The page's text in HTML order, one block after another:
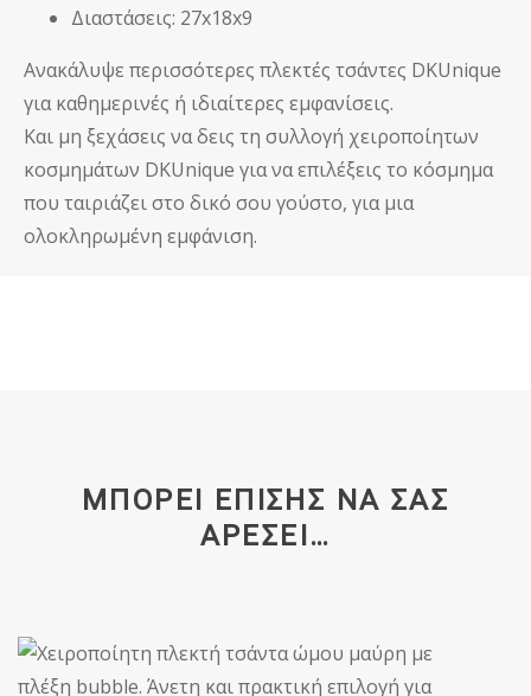
Διαστάσεις: 27x18x9
Ανακάλυψε περισσότερες πλεκτές τσάντες DKUnique
για καθημερινές ή ιδιαίτερες εμφανίσεις.
Και μη ξεχάσεις να δεις τη συλλογή χειροποίητων
κοσμημάτων DKUnique για να επιλέξεις το κόσμημα
που ταιριάζει στο δικό σου γούστο, για μια
ολοκληρωμένη εμφάνιση.
ΜΠΟΡΕΊ ΕΠΊΣΗΣ ΝΑ ΣΑΣ
ΑΡΈΣΕΙ…